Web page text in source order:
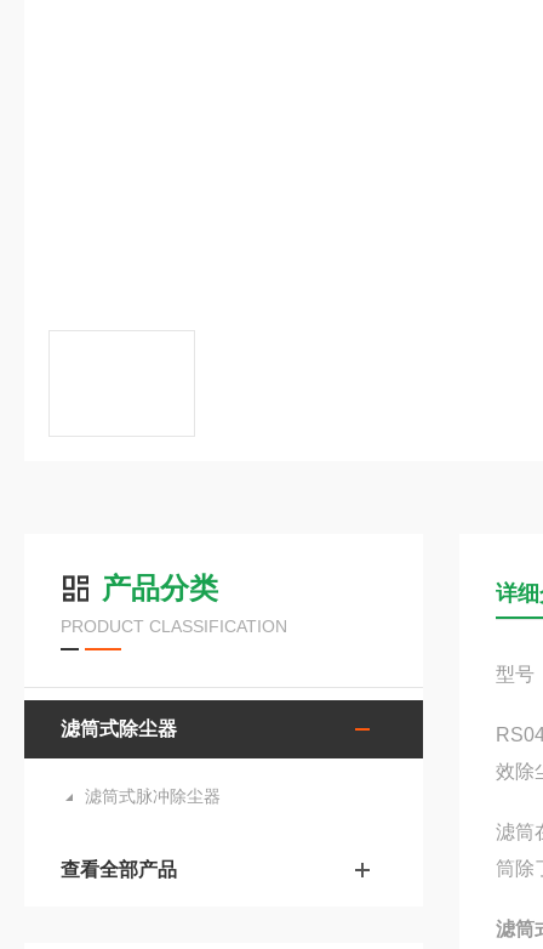
产品分类
PRODUCT CLASSIFICATION
滤筒式除尘器
滤筒式脉冲除尘器
查看全部产品
详
型号
效除
滤筒
筒除
滤筒